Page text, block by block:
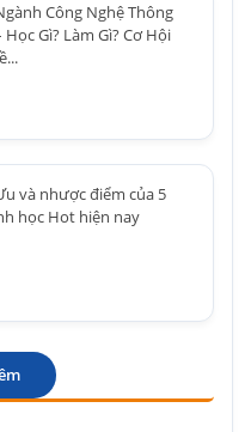
Công Nghệ Thông
Học Gì? Làm Gì? Cơ Hội
và nhược điểm của 5
học Hot hiện nay